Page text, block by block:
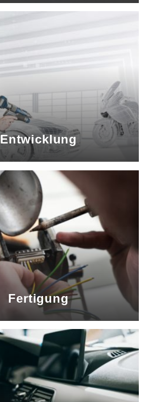
Entwicklung
Fertigung